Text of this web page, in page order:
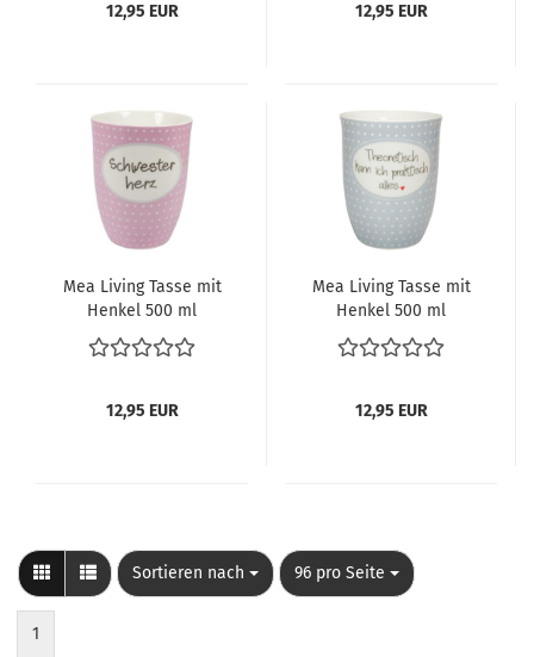
12,95 EUR 12,95 EUR
Mea Living Tasse mit
Henkel 500 ml
Schwesterherz
12,95 EUR
Mea Living Tasse mit
Henkel 500 ml
Theoretisch
12,95 EUR
Sortieren nach
Sortieren nach 96 pro Seite
pro Seite
1